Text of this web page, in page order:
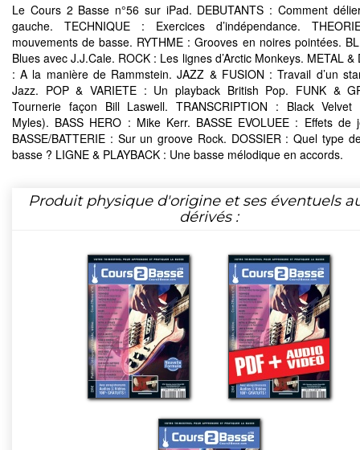
Le Cours 2 Basse n°56 sur iPad. DEBUTANTS : Comment
gauche. TECHNIQUE : Exercices d’indépendance.
mouvements de basse. RYTHME : Grooves en noires pointées.
Blues avec J.J.Cale. ROCK : Les lignes d’Arctic Monkeys. METAL &
: A la manière de Rammstein. JAZZ & FUSION : Travail d’un
Jazz. POP & VARIETE : Un playback British Pop. FUNK &
Tournerie façon Bill Laswell. TRANSCRIPTION : Black Velvet
Myles). BASS HERO : Mike Kerr. BASSE EVOLUEE : Effets de
BASSE/BATTERIE : Sur un groove Rock. DOSSIER : Quel type
basse ? LIGNE & PLAYBACK : Une basse mélodique en accords.
Produit physique d'origine et ses éventuels
dérivés :